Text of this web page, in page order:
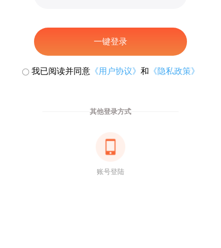
一键登录
我已阅读并同意《用户协议》 和 《隐私政策》
其他登录方式
账号登陆